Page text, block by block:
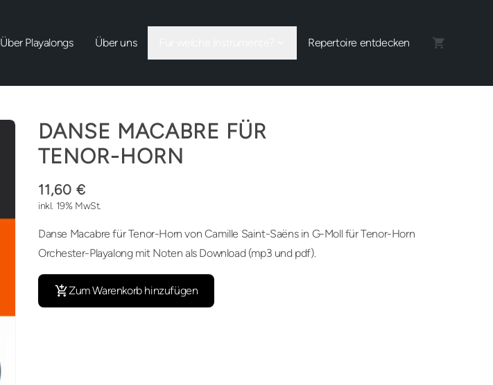
Über Playalongs Über uns Repertoire entdecken
DANSE MACABRE FÜR
TENOR-HORN
11,60 €
inkl. 19% MwSt.
Danse Macabre für Tenor-Horn von Camille Saint-Saëns in G-Moll für Tenor-Horn
Orchester-Playalong mit Noten als Download (mp3 und pdf).
Zum Warenkorb hinzufügen